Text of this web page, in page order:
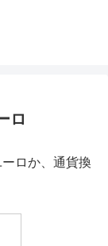
ロ
ロか、通貨換